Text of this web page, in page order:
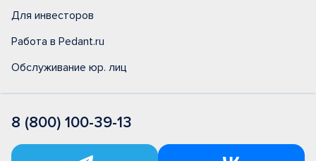
Для инвесторов
Работа в Pedant.ru
Обслуживание юр. лиц
8 (800) 100-39-13